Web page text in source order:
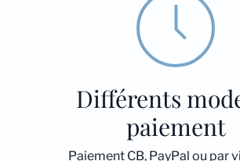
Différents
paiement
Paiement CB, PayPal ou par